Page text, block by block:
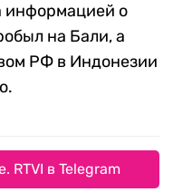
информацией о
на Бали, а
РФ в Индонезии
RTVI в Telegram